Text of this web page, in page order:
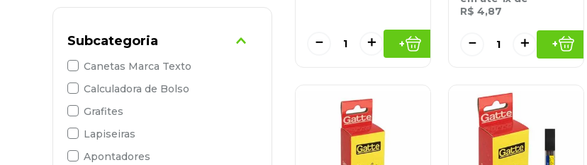
Subcategoria
Canetas Marca Texto
Calculadora de Bolso
Grafites
Lapiseiras
Apontadores
＋
－ +
R$ 4,87
＋
－ +